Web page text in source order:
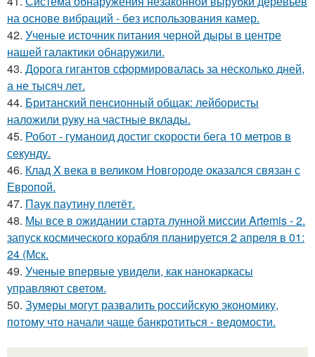
на основе вибраций - без использования камер.
42. Ученые источник питания черной дыры в центре
нашей галактики обнаружили.
43. Дорога гигантов сформировалась за несколько дней,
а не тысяч лет.
44. Британский пенсионный общак: лейбористы
наложили руку на частные вклады.
45. Робот - гуманоид достиг скорости бега 10 метров в
секунду.
46. Клад X века в великом Новгороде оказался связан с
Европой.
47. Паук паутину плетёт.
48. Мы все в ожидании старта лунной миссии Artemis - 2.
запуск космического корабля планируется 2 апреля в 01:
24 (Мск.
49. Ученые впервые увидели, как нанокаркасы
управляют светом.
50. Зумеры могут развалить российскую экономику,
потому что начали чаще банкротиться - ведомости.